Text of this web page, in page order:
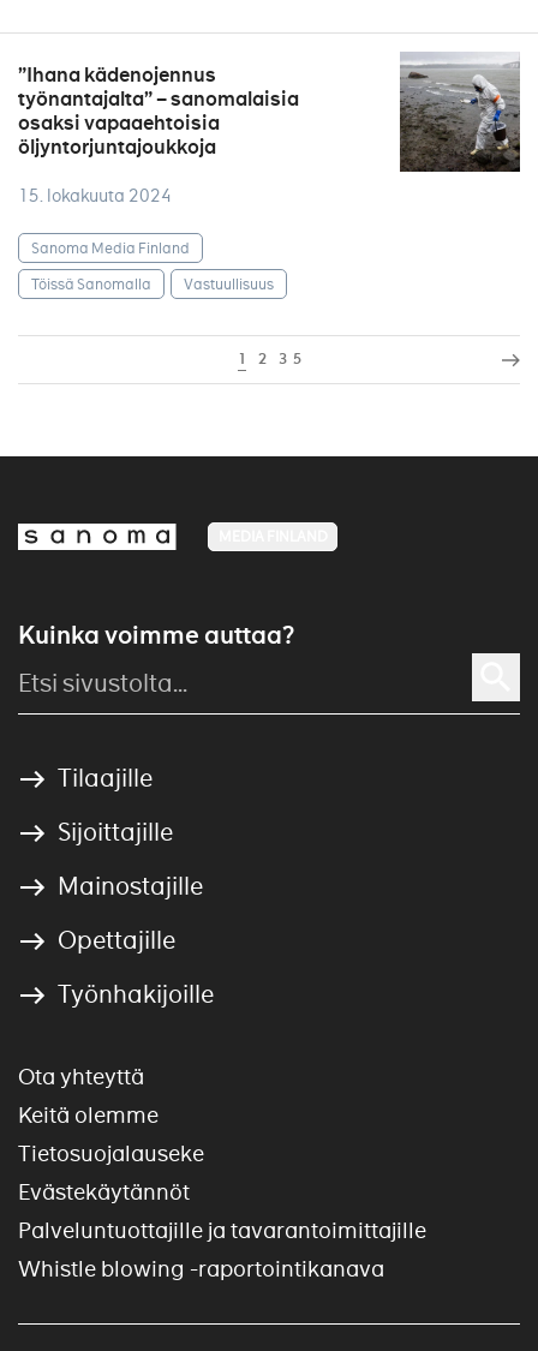
”Ihana kädenojennus
työnantajalta” – sanomalaisia
osaksi vapaaehtoisia
öljyntorjuntajoukkoja
15. lokakuuta 2024
Sanoma Media Finland
Töissä Sanomalla
Vastuullisuus
1 2 3 5
Kuinka voimme auttaa?
Tilaajille
Sijoittajille
Mainostajille
Opettajille
Työnhakijoille
Ota yhteyttä
Keitä olemme
Tietosuojalauseke
Evästekäytännöt
Palveluntuottajille ja tavarantoimittajille
Whistle blowing -raportointikanava